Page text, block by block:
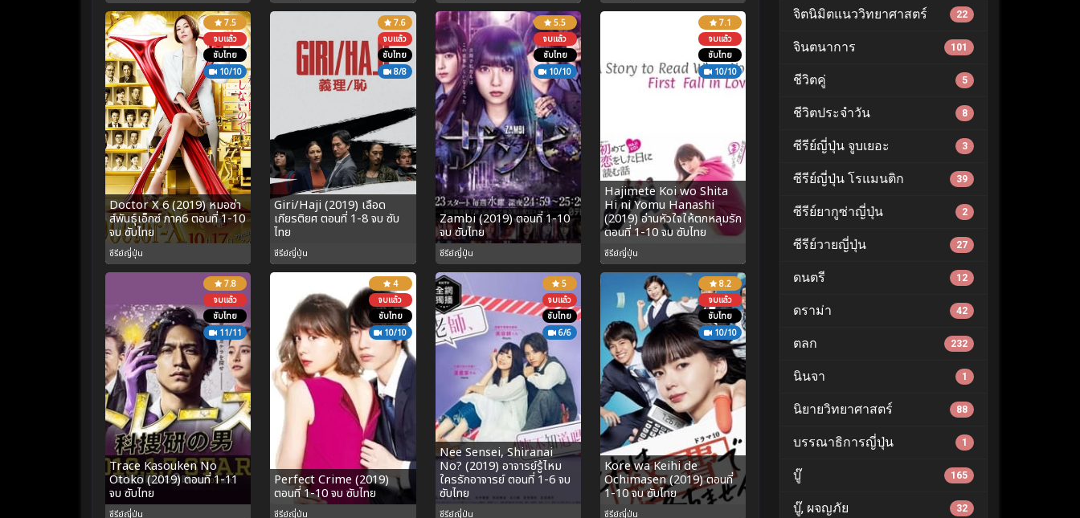
7.5
จบแล้ว
ซับไทย
10/10
Doctor X 6 (2019) หมอซ่า
ส์พันธุ์เอ็กซ์ ภาค6 ตอนที่ 1-10
จบ ซับไทย
ซีรีย์ญี่ปุ่น
7.6
จบแล้ว
ซับไทย
8/8
Giri/Haji (2019) เลือด
เกียรติยศ ตอนที่ 1-8 จบ ซับ
ไทย
ซีรีย์ญี่ปุ่น
5.5
จบแล้ว
ซับไทย
10/10
Zambi (2019) ตอนที่ 1-10
จบ ซับไทย
ซีรีย์ญี่ปุ่น
7.1
จบแล้ว
ซับไทย
10/10
Hajimete Koi wo Shita
Hi ni Yomu Hanashi
(2019) อ่านหัวใจให้ตกหลุมรัก
ตอนที่ 1-10 จบ ซับไทย
ซีรีย์ญี่ปุ่น
7.8
จบแล้ว
ซับไทย
11/11
Trace Kasouken No
Otoko (2019) ตอนที่ 1-11
จบ ซับไทย
ซีรีย์ญี่ปุ่น
4
จบแล้ว
ซับไทย
10/10
Perfect Crime (2019)
ตอนที่ 1-10 จบ ซับไทย
ซีรีย์ญี่ปุ่น
5
จบแล้ว
ซับไทย
6/6
Nee Sensei, Shiranai
No? (2019) อาจารย์รู้ไหม
ใครรักอาจารย์ ตอนที่ 1-6 จบ
ซับไทย
ซีรีย์ญี่ปุ่น
8.2
จบแล้ว
ซับไทย
10/10
Kore wa Keihi de
Ochimasen (2019) ตอนที่
1-10 จบ ซับไทย
ซีรีย์ญี่ปุ่น
จิตนิมิตแนววิทยาศาสตร์ 22
จินตนาการ 101
ชีวิตคู่ 5
ชีวิตประจำวัน 8
ซีรีย์ญี่ปุ่น จูบเยอะ 3
ซีรีย์ญี่ปุ่น โรแมนติก 39
ซีรีย์ยากูซ่าญี่ปุ่น 2
ซีรีย์วายญี่ปุ่น 27
ดนตรี 12
ดราม่า 42
ตลก 232
นินจา 1
นิยายวิทยาศาสตร์ 88
บรรณาธิการญี่ปุ่น 1
บู๊ 165
บู๊, ผจญภัย 32